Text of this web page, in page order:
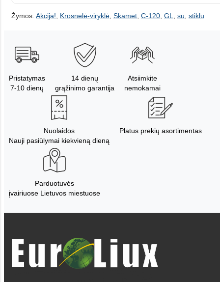
Žymos: Akcija! Krosnelė-viryklė Skamet C-120 GL su stiklu
Pristatymas
7-10 dienų
14 dienų
grąžinimo garantija
Atsiimkite
nemokamai
Nuolaidos
Nauji pasiūlymai kiekvieną dieną
Platus prekių asortimentas
Parduotuvės
įvairiuose Lietuvos miestuose